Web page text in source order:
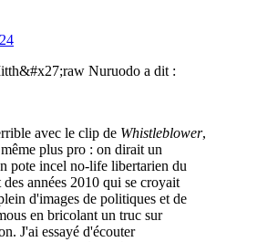
Nuruodo a dit :
avec le clip de Whistleblower,
plus pro : on dirait un
pote incel no-life libertarien du
années 2010 qui se croyait
d'images de politiques et de
en bricolant un truc sur
J'ai essayé d'écouter